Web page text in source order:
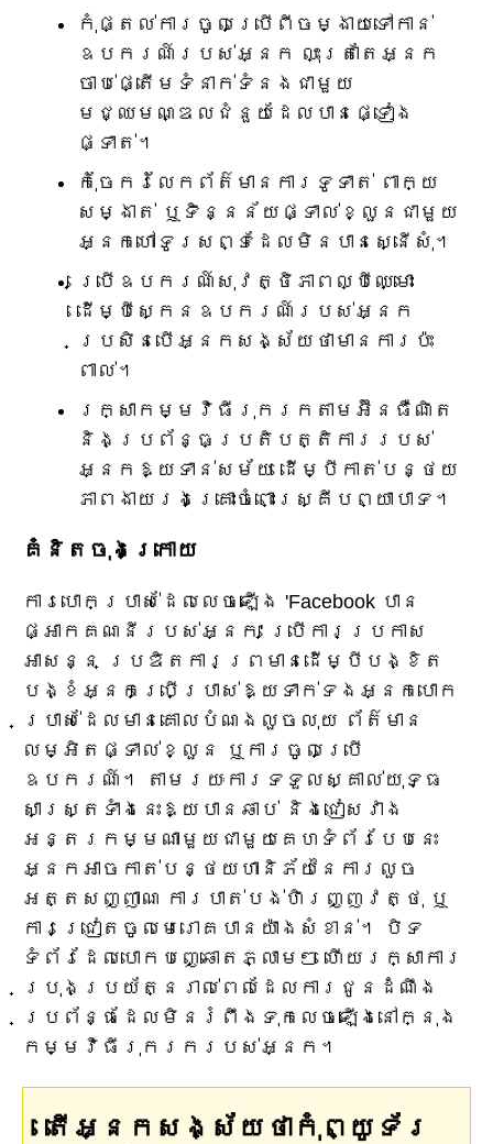
កុំផ្តល់ការចូលប្រើពីចម្ងាយទៅកាន់
ឧបករណ៍របស់អ្នក លុះត្រាតែអ្នក
ចាប់ផ្តើមទំនាក់ទំនងជាមួយ
មជ្ឈមណ្ឌលជំនួយដែលបានផ្ទៀង
ផ្ទាត់។
កុំចែករំលែកព័ត៌មានការទូទាត់ ពាក្យ
សម្ងាត់ ឬទិន្នន័យផ្ទាល់ខ្លួនជាមួយ
អ្នកហៅទូរសព្ទដែលមិនបានស្នើសុំ។
ប្រើឧបករណ៍សុវត្ថិភាពល្បីឈ្មោះ
ដើម្បីស្កេនឧបករណ៍របស់អ្នក
ប្រសិនបើអ្នកសង្ស័យថាមានការប៉ះ
ពាល់។
រក្សាកម្មវិធីរុករកតាមអ៊ីនធឺណិត
និងប្រព័ន្ធប្រតិបត្តិការរបស់
អ្នកឱ្យទាន់សម័យ ដើម្បីកាត់បន្ថយ
ភាពងាយរងគ្រោះចំពោះស្គ្រីបព្យាបាទ។
គំនិតចុងក្រោយ
ការបោកប្រាស់ដែលលេចឡើង 'Facebook បាន
ផ្អាកគណនីរបស់អ្នក' ប្រើការប្រកាស
អាសន្ន ប្រឌិតការព្រមានដើម្បីបង្ខិត
បង្ខំអ្នកប្រើប្រាស់ឱ្យទាក់ទងអ្នកបោក
ប្រាស់ដែលមានគោលបំណងលួចលុយ ព័ត៌មាន
លម្អិតផ្ទាល់ខ្លួន ឬការចូលប្រើ
ឧបករណ៍។ តាមរយៈការទទួលស្គាល់យុទ្ធ
សាស្ត្រទាំងនេះឱ្យបានឆាប់ និងជៀសវាង
អន្តរកម្មណាមួយជាមួយគេហទំព័របែបនេះ
អ្នកអាចកាត់បន្ថយហានិភ័យនៃការលួច
អត្តសញ្ញាណ ការបាត់បង់ហិរញ្ញវត្ថុ ឬ
ការជ្រៀតចូលមេរោគបានយ៉ាងសំខាន់។ បិទ
ទំព័រដែលបោកបញ្ឆោតភ្លាមៗ ហើយរក្សាការ
ប្រុងប្រយ័ត្នរាល់ពេលដែលការជូនដំណឹង
ប្រព័ន្ធដែលមិនរំពឹងទុកលេចឡើងនៅក្នុង
កម្មវិធីរុករករបស់អ្នក។
តើអ្នកសង្ស័យថាកុំព្យូទ័រ